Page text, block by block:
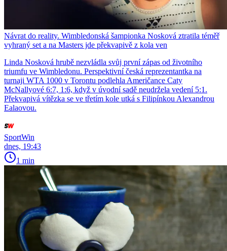
Návrat do reality. Wimbledonská šampionka Nosková ztratila téměř
vyhraný set a na Masters jde překvapivě z kola ven
Linda Nosková hrubě nezvládla svůj první zápas od životního
triumfu ve Wimbledonu. Perspektivní česká reprezentantka na
turnaji WTA 1000 v Torontu podlehla Američance Caty
McNallyové 6:7, 1:6, když v úvodní sadě neudržela vedení 5:1.
Překvapivá vítězka se ve třetím kole utká s Filipínkou Alexandrou
Ealaovou.
SportWin
dnes, 19:43
1 min